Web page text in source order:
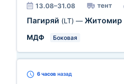
13.08–31.08 тент
Пагиряй (LT) — Житомир
МДФ
Боковая
6 часов назад